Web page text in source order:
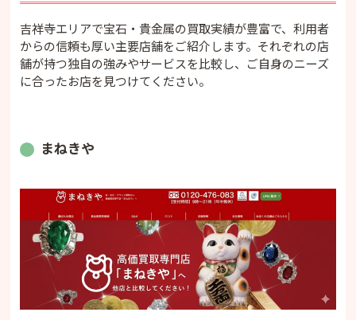
吉祥寺エリアで宝石・貴金属の買取実績が豊富で、利用者
からの信頼も厚い主要店舗をご紹介します。それぞれの店
舗が持つ独自の強みやサービスを比較し、ご自身のニーズ
に合ったお店を見つけてください。
まねきや